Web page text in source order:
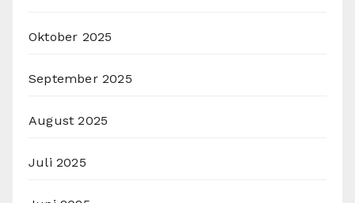
Oktober 2025
September 2025
August 2025
Juli 2025